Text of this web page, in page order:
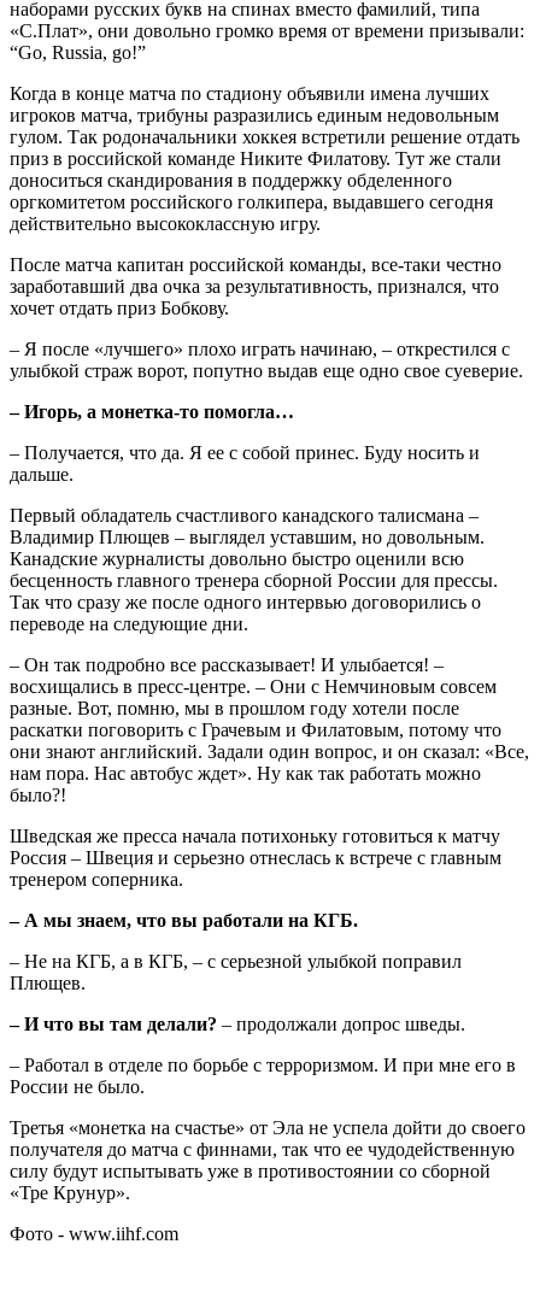
наборами русских букв на спинах вместо фамилий, типа
«С.Плат», они довольно громко время от времени призывали:
“Go, Russia, go!”
Когда в конце матча по стадиону объявили имена лучших
игроков матча, трибуны разразились единым недовольным
гулом. Так родоначальники хоккея встретили решение отдать
приз в российской команде Никите Филатову. Тут же стали
доноситься скандирования в поддержку обделенного
оргкомитетом российского голкипера, выдавшего сегодня
действительно высококлассную игру.
После матча капитан российской команды, все-таки честно
заработавший два очка за результативность, признался, что
хочет отдать приз Бобкову.
– Я после «лучшего» плохо играть начинаю, – открестился с
улыбкой страж ворот, попутно выдав еще одно свое суеверие.
– Игорь, а монетка-то помогла…
– Получается, что да. Я ее с собой принес. Буду носить и
дальше.
Первый обладатель счастливого канадского талисмана –
Владимир Плющев – выглядел уставшим, но довольным.
Канадские журналисты довольно быстро оценили всю
бесценность главного тренера сборной России для прессы.
Так что сразу же после одного интервью договорились о
переводе на следующие дни.
– Он так подробно все рассказывает! И улыбается! –
восхищались в пресс-центре. – Они с Немчиновым совсем
разные. Вот, помню, мы в прошлом году хотели после
раскатки поговорить с Грачевым и Филатовым, потому что
они знают английский. Задали один вопрос, и он сказал: «Все,
нам пора. Нас автобус ждет». Ну как так работать можно
было?!
Шведская же пресса начала потихоньку готовиться к матчу
Россия – Швеция и серьезно отнеслась к встрече с главным
тренером соперника.
– А мы знаем, что вы работали на КГБ.
– Не на КГБ, а в КГБ, – с серьезной улыбкой поправил
Плющев.
– И что вы там делали? – продолжали допрос шведы.
– Работал в отделе по борьбе с терроризмом. И при мне его в
России не было.
Третья «монетка на счастье» от Эла не успела дойти до своего
получателя до матча с финнами, так что ее чудодейственную
силу будут испытывать уже в противостоянии со сборной
«Тре Крунур».
Фото - www.iihf.com